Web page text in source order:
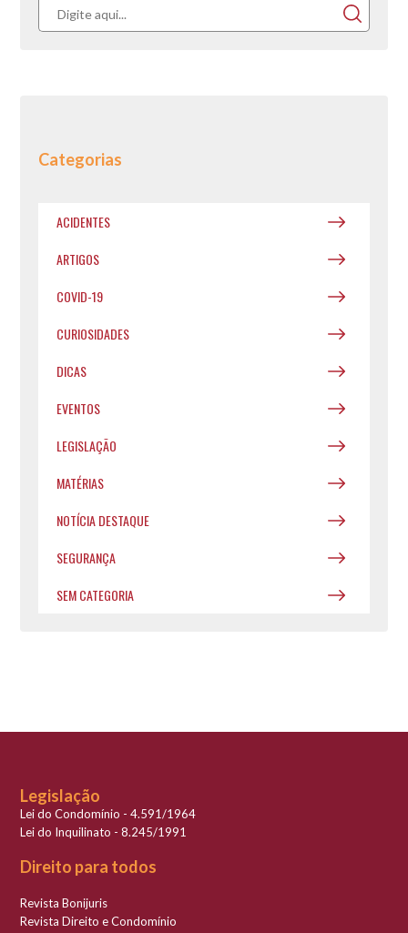
Categorias
ACIDENTES
ARTIGOS
COVID-19
CURIOSIDADES
DICAS
EVENTOS
LEGISLAÇÃO
MATÉRIAS
NOTÍCIA DESTAQUE
SEGURANÇA
SEM CATEGORIA
Legislação
Lei do Condomínio - 4.591/1964
Lei do Inquilinato - 8.245/1991
Direito para todos
Revista Bonijuris
Revista Direito e Condomínio